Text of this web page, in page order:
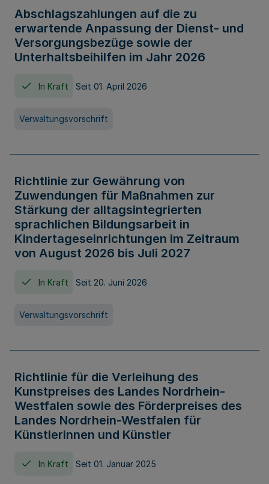
Abschlagszahlungen auf die zu
erwartende Anpassung der Dienst- und
Versorgungsbezüge sowie der
Unterhaltsbeihilfen im Jahr 2026
In Kraft Seit 01. April 2026
Verwaltungsvorschrift
Richtlinie zur Gewährung von
Zuwendungen für Maßnahmen zur
Stärkung der alltagsintegrierten
sprachlichen Bildungsarbeit in
Kindertageseinrichtungen im Zeitraum
von August 2026 bis Juli 2027
In Kraft Seit 20. Juni 2026
Verwaltungsvorschrift
Richtlinie für die Verleihung des
Kunstpreises des Landes Nordrhein-
Westfalen sowie des Förderpreises des
Landes Nordrhein-Westfalen für
Künstlerinnen und Künstler
In Kraft Seit 01. Januar 2025